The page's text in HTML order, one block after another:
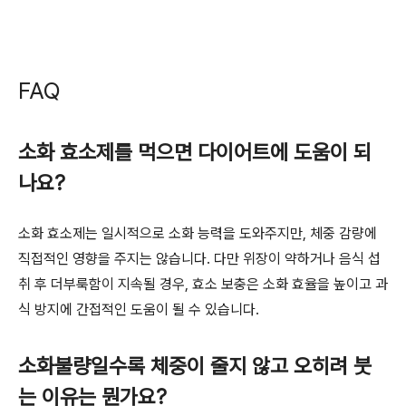
FAQ
소화 효소제를 먹으면 다이어트에 도움이 되
나요?
소화 효소제는 일시적으로 소화 능력을 도와주지만, 체중 감량에
직접적인 영향을 주지는 않습니다. 다만 위장이 약하거나 음식 섭
취 후 더부룩함이 지속될 경우, 효소 보충은 소화 효율을 높이고 과
식 방지에 간접적인 도움이 될 수 있습니다.
소화불량일수록 체중이 줄지 않고 오히려 붓
는 이유는 뭔가요?